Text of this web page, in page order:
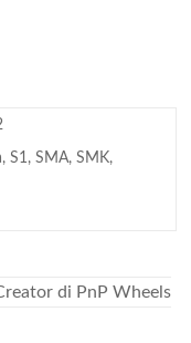
,S1,SMA,SMK,
di PnP Wheels